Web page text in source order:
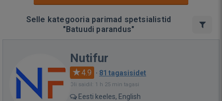
Selle kategooria parimad spetsialistid
"Batuudi parandus"
Nutifur
4.9 · 81 tagasisidet
Oli saidil: 1 h 25 min tagasi
Eesti keeles, English